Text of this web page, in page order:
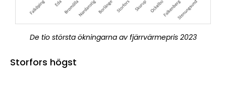
De tio största ökningarna av fjärrvärmepris 2023
Storfors högst